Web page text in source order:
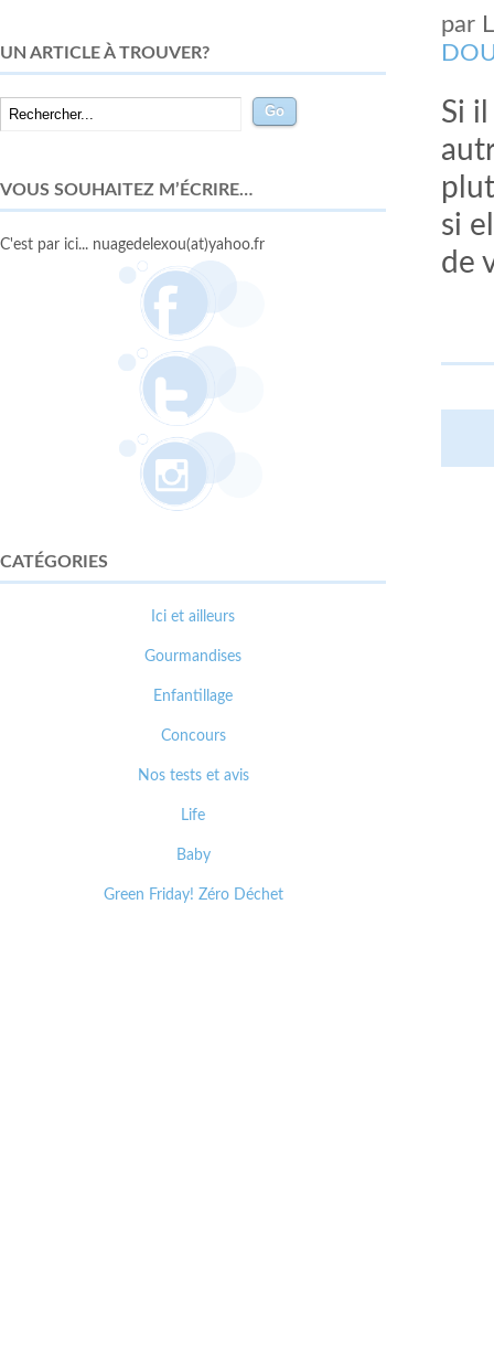
par
Si
si
de
UN ARTICLE À TROUVER?
VOUS SOUHAITEZ M’ÉCRIRE…
C'est par ici... nuagedelexou(at)yahoo.fr
CATÉGORIES
Ici et ailleurs
Gourmandises
Enfantillage
Concours
Nos tests et avis
Life
Baby
Green Friday! Zéro Déchet